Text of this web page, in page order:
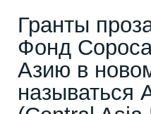
Гранты
Фонд
Азию в
называться